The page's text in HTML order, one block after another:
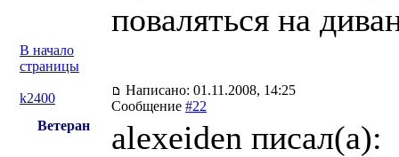
поваляться на
В начало
страницы
k2400
Написано: 01.11.2008, 14:25
Сообщение #22
Ветеран
alexeiden писал(a):